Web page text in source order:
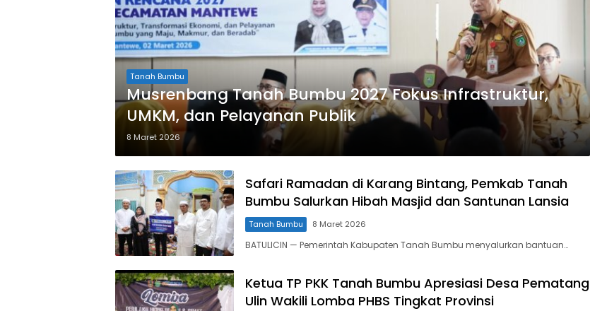
Tanah Bumbu
Musrenbang Tanah Bumbu 2027 Fokus Infrastruktur,
UMKM, dan Pelayanan Publik
8 Maret 2026
Safari Ramadan di Karang Bintang, Pemkab Tanah
Bumbu Salurkan Hibah Masjid dan Santunan Lansia
Tanah Bumbu 8 Maret 2026
BATULICIN — Pemerintah Kabupaten Tanah Bumbu menyalurkan bantuan…
Ketua TP PKK Tanah Bumbu Apresiasi Desa Pematang
Ulin Wakili Lomba PHBS Tingkat Provinsi